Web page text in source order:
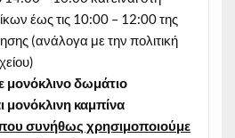
έως τις 10:00 – 12:00 της
(ανάλογα με την πολιτική
μονόκλινο δωμάτιο
μονόκλινη καμπίνα
συνήθως χρησιμοποιούμε